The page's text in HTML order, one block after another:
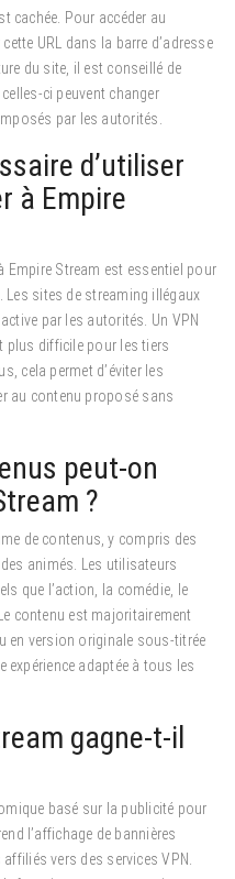
cachée. Pour accéder au
URL dans la barre d’adresse
du site, il est conseillé de
ci peuvent changer
par les autorités.
d’utiliser
à Empire
Empire Stream est essentiel pour
Les sites de streaming illégaux
par les autorités. Un VPN
plus difficile pour les tiers
cela permet d’éviter les
au contenu proposé sans
peut-on
?
de contenus, y compris des
animés.
Les utilisateurs
que l’action, la comédie, le
contenu est majoritairement
en version originale sous-titrée
expérience adaptée à tous les
gagne-t-il
basé sur la publicité pour
l’affichage de bannières
vers des services VPN.